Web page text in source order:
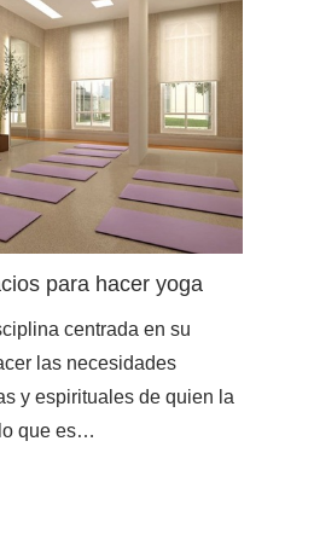
para hacer yoga
centrada en su
las necesidades
y espirituales de quien la
que es…